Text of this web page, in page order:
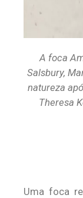
A foca
Salsbury,
natureza
Theresa
Uma foca